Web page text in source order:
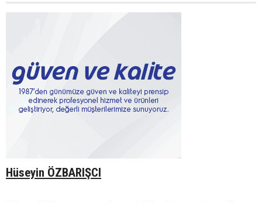
Hüseyin ÖZBARIŞCI